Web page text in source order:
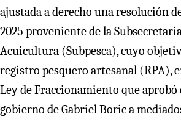
ajustada a derecho una resolución
2025 proveniente de la
Acuicultura (Subpesca), cuyo
registro pesquero artesanal (RPA),
Ley de Fraccionamiento que aprobó
gobierno de Gabriel Boric a